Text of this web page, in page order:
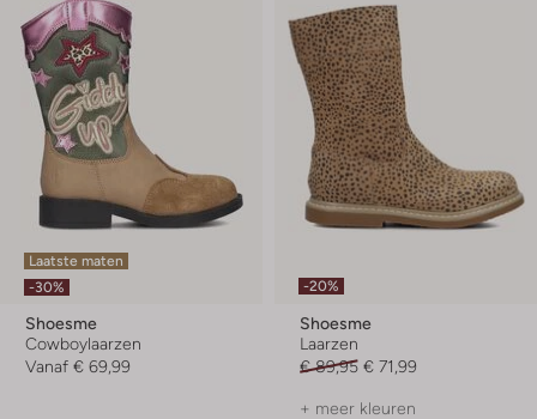
Laatste maten
-30%
Shoesme
Cowboylaarzen
Vanaf € 69,99
-20%
Shoesme
Laarzen
€ 89,95 € 71,99
+ meer kleuren